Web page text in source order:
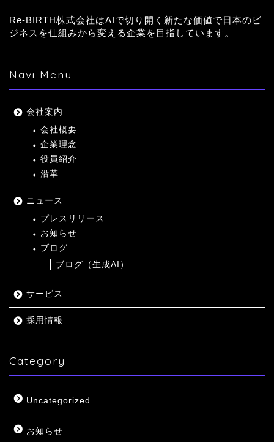
Re-BIRTH株式会社はAIで切り開く新たな価値で日本のビ
ジネスを仕組みから変える企業を目指しています。
Navi Menu
会社案内
会社概要
企業理念
役員紹介
沿革
ニュース
プレスリリース
お知らせ
ブログ
ブログ（生成AI）
サービス
採用情報
Category
Uncategorized
お知らせ